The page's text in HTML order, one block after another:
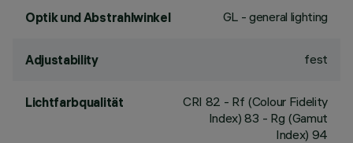
Optik und Abstrahlwinkel GL - general lighting
Adjustability fest
Lichtfarbqualität CRI 82 - Rf (Colour Fidelity
Index) 83 - Rg (Gamut
Index) 94